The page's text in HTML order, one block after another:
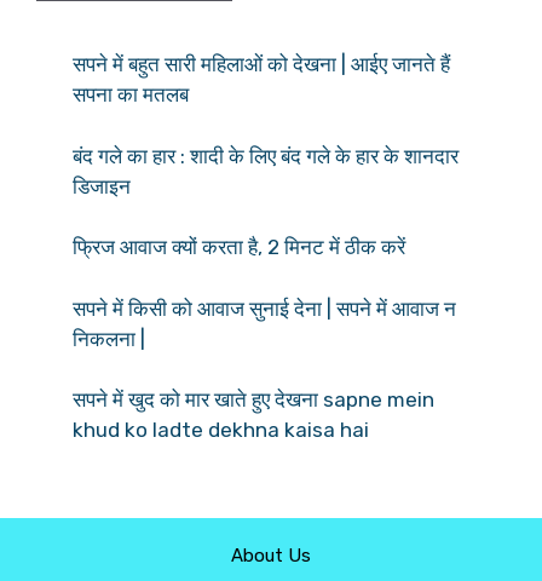
सपने में बहुत सारी महिलाओं को देखना | आईए जानते हैं
सपना का मतलब
बंद गले का हार : शादी के लिए बंद गले के हार के शानदार
डिजाइन
फ्रिज आवाज क्यों करता है, 2 मिनट में ठीक करें
सपने में किसी को आवाज सुनाई देना | सपने में आवाज न
निकलना |
सपने में खुद को मार खाते हुए देखना sapne mein
khud ko ladte dekhna kaisa hai
About Us